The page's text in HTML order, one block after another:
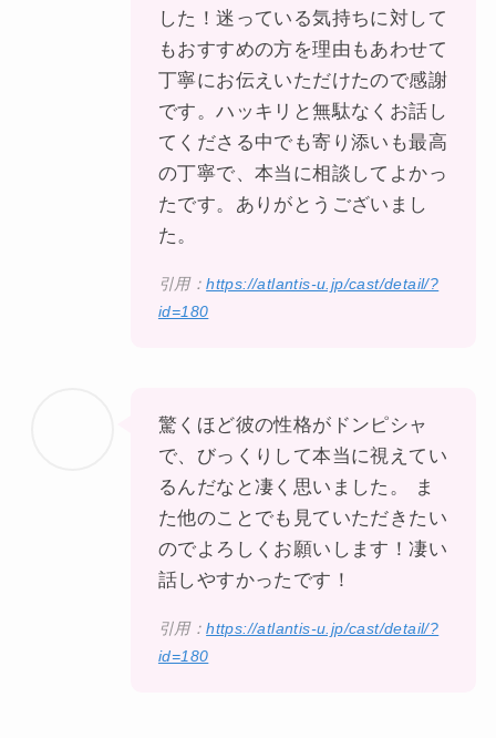
した！迷っている気持ちに対して
もおすすめの方を理由もあわせて
丁寧にお伝えいただけたので感謝
です。ハッキリと無駄なくお話し
てくださる中でも寄り添いも最高
の丁寧で、本当に相談してよかっ
たです。ありがとうございまし
た。
引用：https://atlantis-u.jp/cast/detail/?
id=180
驚くほど彼の性格がドンピシャ
で、びっくりして本当に視えてい
るんだなと凄く思いました。 ま
た他のことでも見ていただきたい
のでよろしくお願いします！凄い
話しやすかったです！
引用：https://atlantis-u.jp/cast/detail/?
id=180